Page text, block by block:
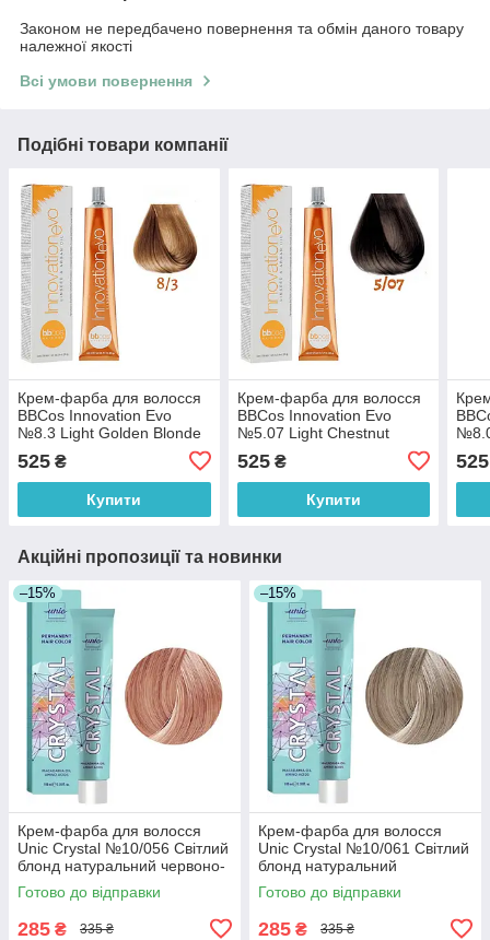
Законом не передбачено повернення та обмін даного товару
належної якості
Всі умови повернення
Подібні товари компанії
Крем-фарба для волосся
BBCos Innovation Evo
№8.3 Light Golden Blonde
525 ₴
Купити
Крем-фарба для волосся
BBCos Innovation Evo
№5.07 Light Chestnut
525₴
Купити
525
Акційні пропозиції та новинки
–15%
Крем-фарба для волосся
Unic Crystal №10/056 Світлий
блонд натуральний червоно-
фіолетовий 100 мл
Готово до відправки
285 ₴ 335 ₴
–15%
Крем-фарба для волосся
Unic Crystal №10/061 Світлий
блонд натуральний
фіолетово-попелястий 100
мл
Готово до відправки
285 ₴ 335 ₴